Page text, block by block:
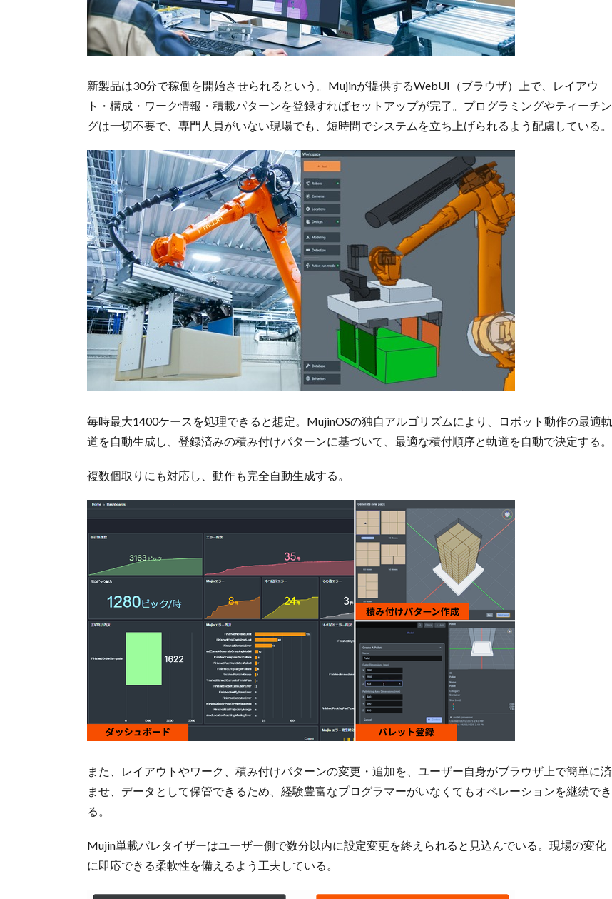
新製品は30分で稼働を開始させられるという。Mujinが提供するWebUI（ブラウザ）上で、レイアウ
ト・構成・ワーク情報・積載パターンを登録すればセットアップが完了。プログラミングやティーチン
グは一切不要で、専門人員がいない現場でも、短時間でシステムを立ち上げられるよう配慮している。
毎時最大1400ケースを処理できると想定。MujinOSの独自アルゴリズムにより、ロボット動作の最適軌
道を自動生成し、登録済みの積み付けパターンに基づいて、最適な積付順序と軌道を自動で決定する。
複数個取りにも対応し、動作も完全自動生成する。
また、レイアウトやワーク、積み付けパターンの変更・追加を、ユーザー自身がブラウザ上で簡単に済
ませ、データとして保管できるため、経験豊富なプログラマーがいなくてもオペレーションを継続でき
る。
Mujin単載パレタイザーはユーザー側で数分以内に設定変更を終えられると見込んでいる。現場の変化
に即応できる柔軟性を備えるよう工夫している。